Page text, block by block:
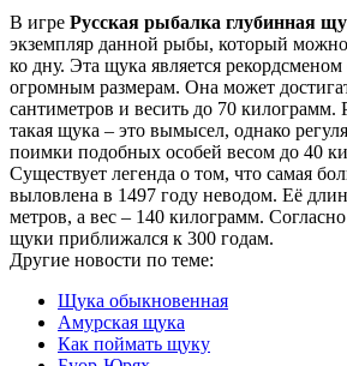
В игре Русская рыбалка глубинная
экземпляр данной рыбы, который
ко дну. Эта щука является
огромным размерам. Она может
сантиметров и весить до 70 килограмм.
такая щука – это вымысел, однако
поимки подобных особей весом до 40
Существует легенда о том, что самая
выловлена в 1497 году неводом. Её
метров, а вес – 140 килограмм. Согласно
щуки приближался к 300 годам.
Другие новости по теме:
Щука обыкновенная
Амурская щука
Как поймать щуку